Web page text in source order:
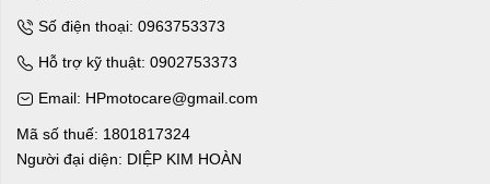
Số điện thoại: 0963753373
Hỗ trợ kỹ thuật: 0902753373
Email: HPmotocare@gmail.com
Mã số thuế: 1801817324
Người đại diện: DIỆP KIM HOÀN